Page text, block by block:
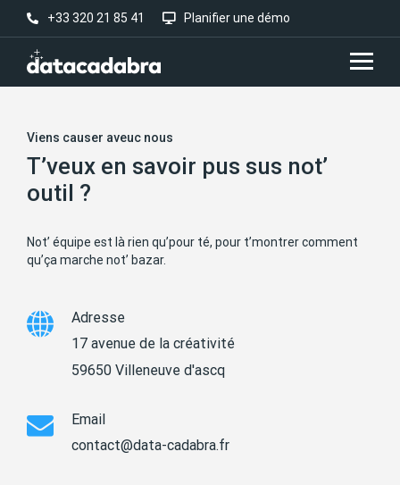
+33 320 21 85 41 Planifier une démo
Viens causer aveuc nous
T’veux en savoir pus sus not’
outil ?
Not’ équipe est là rien qu’pour té, pour t’montrer comment
qu’ça marche not’ bazar.
Adresse
17 avenue de la créativité
59650 Villeneuve d'ascq
Email
contact@data-cadabra.fr